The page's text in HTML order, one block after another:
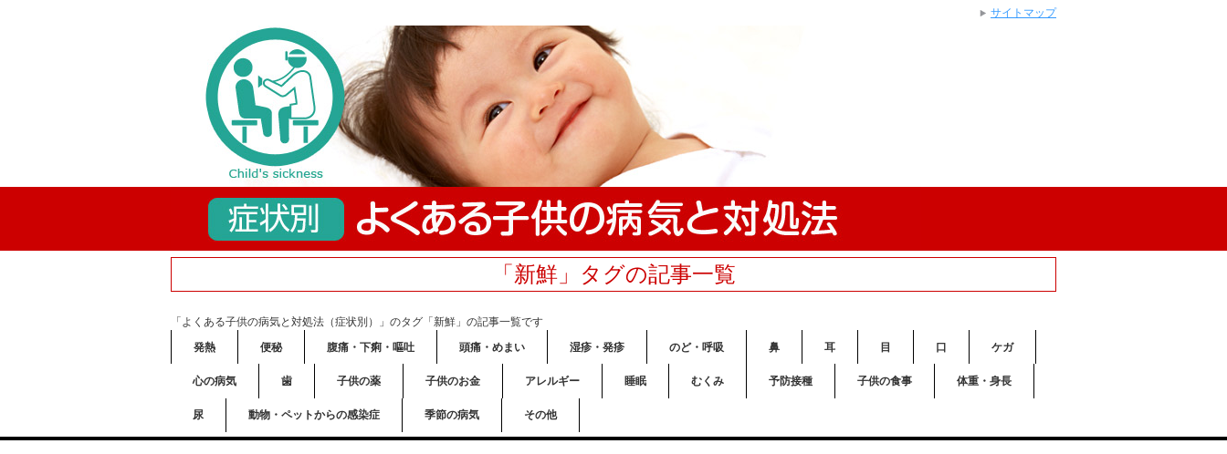
「新鮮」タグの記事一覧
「よくある子供の病気と対処法（症状別）」のタグ「新鮮」の記事一覧です
発熱
便秘 腹痛・下痢・嘔吐 頭痛・めまい 湿疹・発疹 のど・呼吸 鼻 耳 目 口 ケガ
心の病気 歯 子供の薬 子供のお金 アレルギー 睡眠 むくみ 予防接種 子供の食事 体重・身長
尿 動物・ペットからの感染症 季節の病気 その他
サイトマップ